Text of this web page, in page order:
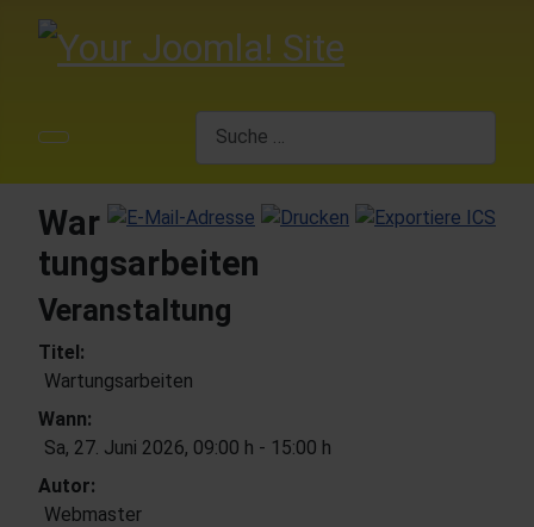
War
tungsarbeiten
Veranstaltung
Titel:
Wartungsarbeiten
Wann:
Sa, 27. Juni 2026, 09:00 h - 15:00 h
Autor:
Webmaster